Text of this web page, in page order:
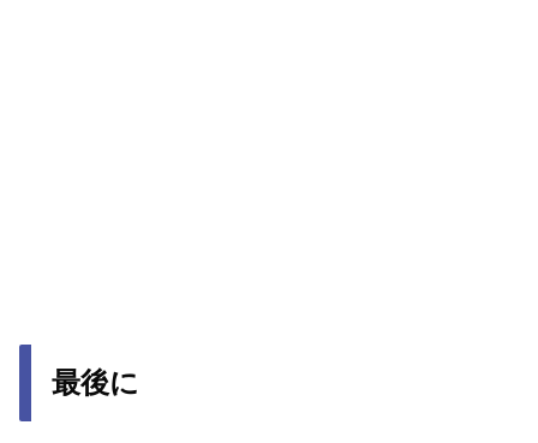
最後に